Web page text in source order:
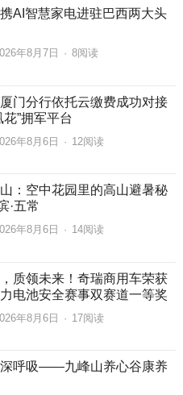
AI智慧家电进驻巴西两大头
年8月7日 · 8阅读
门分行依托云缴费成功对接
花”拥军平台
年8月6日 · 12阅读
：空中花园里的高山避暑秘
·五常
年8月6日 · 14阅读
质领未来！奇瑞商用车荣获
电池安全赛事双赛道一等奖
年8月6日 · 17阅读
深呼吸——九峰山养心谷康养